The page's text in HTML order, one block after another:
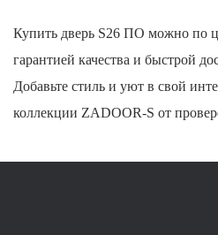
Купить дверь S26 ПО можно по
гарантией качества и быстрой
Добавьте стиль и уют в свой
коллекции ZADOOR-S от